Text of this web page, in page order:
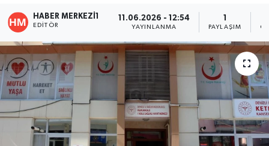
HABER MERKEZI1
EDITÖR
11.06.2026 - 12:54
YAYINLANMA
1
PAYLAŞIM
ÖZEL HABER
DTO
RESMİ REKLAM